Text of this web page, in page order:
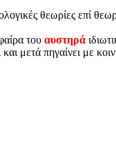
θεωρίες επί
του αυστηρά
μετά πηγαίνει με